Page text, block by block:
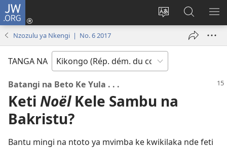
JW.ORG
Soba
site
yai
Kukota
(ke
ya
mpa)
Kusosa
na
JW.ORG
Nzozulu ya Nkengi | No. 6 2017
TANGA NA
Batangi na Beto Ke Yula . . .
Keti Noël Kele Sambu na
Bakristu?
Bantu mingi na ntoto ya mvimba ke kwikilaka nde feti